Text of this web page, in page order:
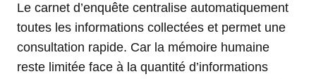
Le carnet d’enquête centralise automatiquement
toutes les informations collectées et permet une
consultation rapide. Car la mémoire humaine
reste limitée face à la quantité d’informations